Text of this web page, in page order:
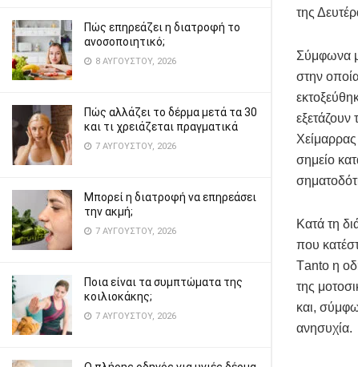
Πώς επηρεάζει η διατροφή το
ανοσοποιητικό;
8 ΑΥΓΟΎΣΤΟΥ, 2026
Πώς αλλάζει το δέρμα μετά τα 30
και τι χρειάζεται πραγματικά
7 ΑΥΓΟΎΣΤΟΥ, 2026
Μπορεί η διατροφή να επηρεάσει
την ακμή;
7 ΑΥΓΟΎΣΤΟΥ, 2026
Ποια είναι τα συμπτώματα της
κοιλιοκάκης;
7 ΑΥΓΟΎΣΤΟΥ, 2026
της
Σύμφωνα
στην
Χείμαρρας
σημείο
Κατά τη
που
Τanto η
της
και,
ανησυχία.